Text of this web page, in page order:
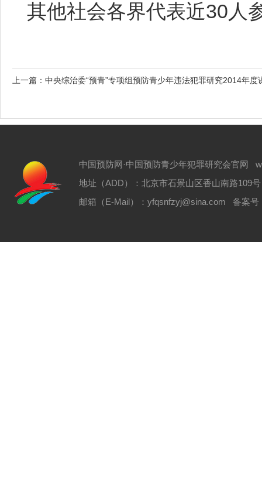
其他社会各界代表近30人
上一篇： 中央综治委“预青”专项组预防青少年违法犯罪研究2014年
中国预防网·中国预防青少年犯罪研究会官网
地址（ADD）：北京市石景山区香山南路109
邮箱（E-Mail）：yfqsnfzyj@sina.com 备案号